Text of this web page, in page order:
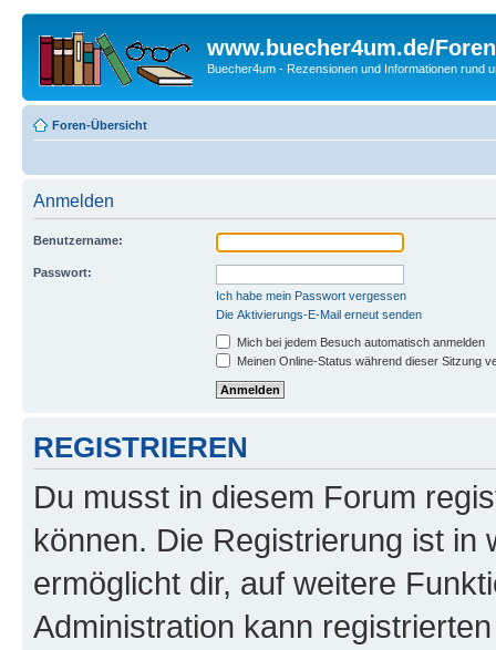
www.buecher4um.de/Foren
Buecher4um - Rezensionen und Informationen rund
Foren-Übersicht
Anmelden
Benutzername:
Passwort:
Ich habe mein Passwort vergessen
Die Aktivierungs-E-Mail erneut senden
Mich bei jedem Besuch automatisch anmelden
Meinen Online-Status während dieser Sitzung
REGISTRIEREN
Du musst in diesem Forum
können. Die Registrierung ist in
ermöglicht dir, auf weitere
Administration kann